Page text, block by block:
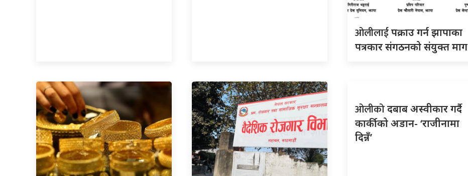
ओलीलाईपक्राउ गर्न झापाका
पत्रकार संगठनको संयुक्त माग
ओलीकोदबाब अस्वीकार गर्दै
कार्कीको अडान- ‘राजीनामा
दिन्नँ’